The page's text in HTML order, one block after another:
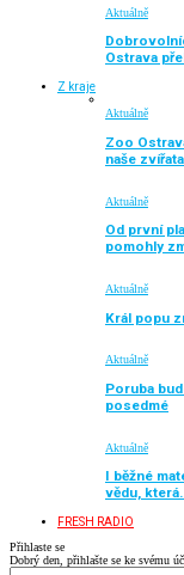
Aktuálně
Ostrava
Z kraje
Aktuálně
Zoo
naše
Aktuálně
Od první
pomohly
Aktuálně
Král popu
Aktuálně
Poruba
posedmé
Aktuálně
I běžné
vědu,
FRESH RADIO
Přihlaste se
Dobrý den, přihlašte se ke svému